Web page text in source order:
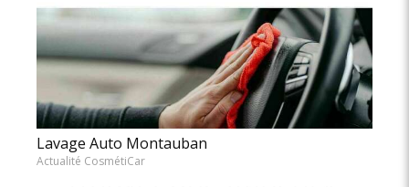
Lavage Auto Montauban
Actualité CosmétiCar